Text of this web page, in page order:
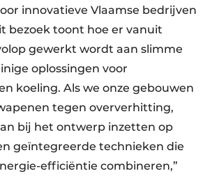
innovatieve Vlaamse bedrijven
bezoek toont hoe er vanuit
gewerkt wordt aan slimme
oplossingen voor
koeling. Als we onze gebouwen
tegen oververhitting,
bij het ontwerp inzetten op
geïntegreerde technieken die
efficiëntie combineren,”